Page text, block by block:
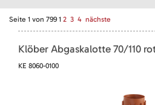
Seite 1 von 799 1 2 3 4 nächste
Klöber Abgaskalotte 70/110
KE 8060-0100